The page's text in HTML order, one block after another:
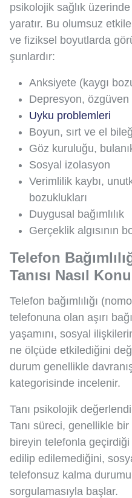
psikolojik sağlık
yaratır. Bu olumsuz
ve fiziksel boyutlarda
şunlardır:
Anksiyete (kaygı
Depresyon, özgüven
Uyku problemleri
Boyun, sırt ve el
Göz kuruluğu,
Sosyal izolasyon
Verimlilik kaybı,
bozuklukları
Duygusal bağımlılık
Gerçeklik algısının
Telefon
Tanısı Nasıl
Telefon bağımlılığı
telefonuna olan aşırı
yaşamını, sosyal
ne ölçüde etkilediğini
durum genellikle
kategorisinde incelenir.
Tanı psikolojik
Tanı süreci, genellikle
bireyin telefonla
edilip edilemediğini,
telefonsuz kalma
sorgulamasıyla başlar.